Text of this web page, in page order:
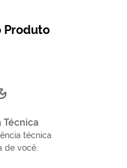
Produto
Técnica
técnica
de você.